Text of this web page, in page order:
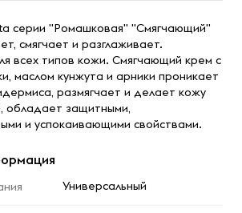
серии "Ромашковая" "Смягчающий"
смягчает и разглаживает.
всех типов кожи. Смягчающий крем с
маслом кунжута и арники проникает
размягчает и делает кожу
обладает защитными,
и успокаивающими свойствами.
Универсальный